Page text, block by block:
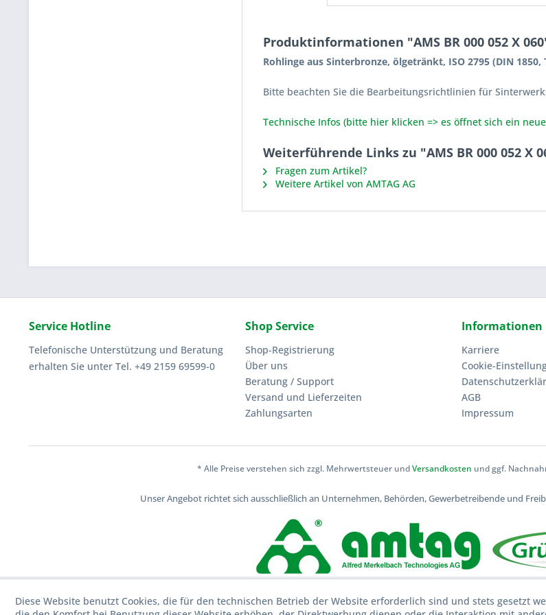
Produktinformationen "AMS BR 000 052 X
Rohlinge aus Sinterbronze, ölgetränkt, ISO 2795 (DIN
Bitte beachten Sie die Bearbeitungsrichtlinien für
Technische Infos (bitte hier klicken => es öffnet sich ein
Weiterführende Links zu "AMS BR 000 052 X
Fragen zum Artikel?
Weitere Artikel von AMTAG AG
Service Hotline
Telefonische Unterstützung und Beratung
erhalten Sie unter Tel. +49 2159 69599-0
Shop Service
Shop-Registrierung
Über uns
Beratung / Support
Versand und Lieferzeiten
Zahlungsarten
Informationen
Karriere
Cookie-
AGB
Impressum
* Alle Preise verstehen sich zzgl. Mehrwertsteuer undVersandkosten und ggf.
Unser Angebot richtet sich ausschließlich an Unternehmen, Behörden, Gewerbetreibende und
Diese Website benutzt Cookies, die für den technischen Betrieb der Website erforderlich sind und stets gesetzt